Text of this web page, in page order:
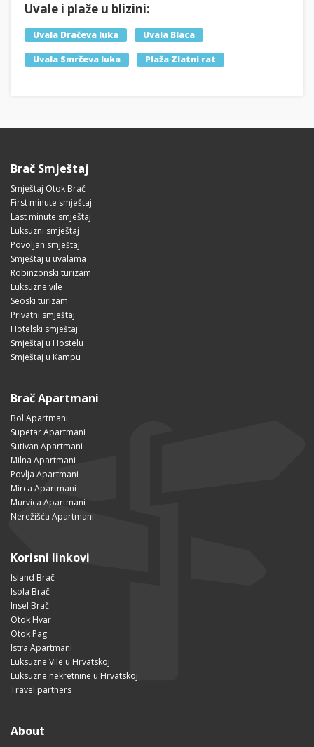
Uvale i plaže u blizini:
Uvala Dračeva luka Uvala Blaca
Uvala Smrčeva luka Plaža Zlatni rat
Brač Smještaj
Smještaj Otok Brač
First minute smještaj
Last minute smještaj
Luksuzni smještaj
Povoljan smještaj
Smještaj u uvalama
Robinzonski turizam
Luksuzne vile
Seoski turizam
Privatni smještaj
Hotelski smještaj
Smještaj u Hostelu
Smještaj u Kampu
Brač Apartmani
Bol Apartmani
Supetar Apartmani
Sutivan Apartmani
Milna Apartmani
Povlja Apartmani
Mirca Apartmani
Murvica Apartmani
Nerežišća Apartmani
Korisni linkovi
Island Brač
Isola Brač
Insel Brač
Otok Hvar
Otok Pag
Istra Apartmani
Luksuzne Vile u Hrvatskoj
Luksuzne nekretnine u Hrvatskoj
Travel partners
About